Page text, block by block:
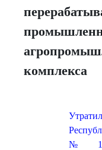
комплекса
№